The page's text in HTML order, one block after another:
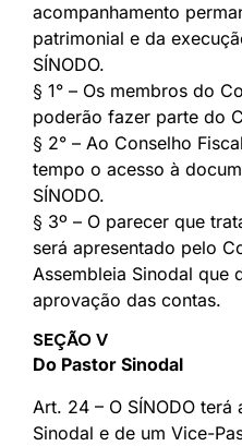
acompanhamento
patrimonial e da
SÍNODO.
§ 1° – Os membros do
poderão fazer parte do
§ 2° – Ao Conselho
tempo o acesso à
SÍNODO.
§ 3º – O parecer que
será apresentado pelo
Assembleia Sinodal que
aprovação das contas.
SEÇÃO V
Do Pastor Sinodal
Art. 24 – O SÍNODO
Sinodal e de um Vice-